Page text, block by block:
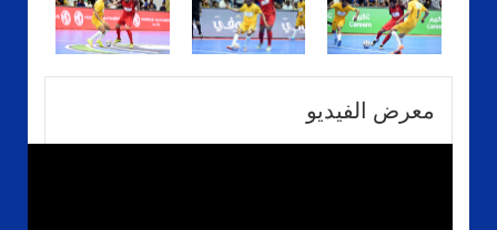
معرض الفيديو